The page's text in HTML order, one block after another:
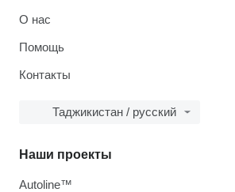
О нас
Помощь
Контакты
Таджикистан / русский
Наши проекты
Autoline™